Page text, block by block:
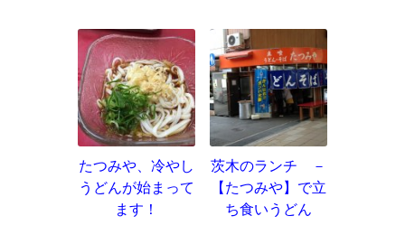
たつみや、冷やし
うどんが始まって
ます！
茨木のランチ －
【たつみや】で立
ち食いうどん